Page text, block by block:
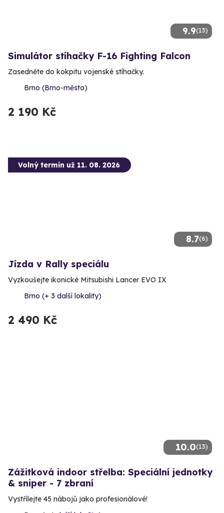
9.9(13)
Simulátor stíhačky F-16 Fighting Falcon
Zasedněte do kokpitu vojenské stíhačky.
Brno (Brno-město)
2 190 Kč
8.7(6)
Volný termín už 11. 08. 2026
Jízda v Rally speciálu
Vyzkoušejte ikonické Mitsubishi Lancer EVO IX
Brno (+ 3 další lokality)
2 490 Kč
10.0(13)
Zážitková indoor střelba: Speciální jednotky
& sniper - 7 zbraní
Vystřílejte 45 nábojů jako profesionálové!